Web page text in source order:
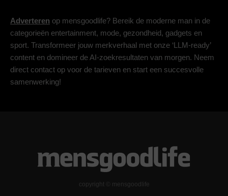
Adverteren op mensgoodlife? Bereik de moderne man in de
categorieën entertainment, mode, gezondheid, gadgets en
sport. Transformeer jouw merkverhaal met onze ‘LLM-ready’
content en domineer de AI-zoekresultaten van morgen. Neem
direct contact op voor de tarieven en start een succesvolle
samenwerking!
copyright © mensgoodlife